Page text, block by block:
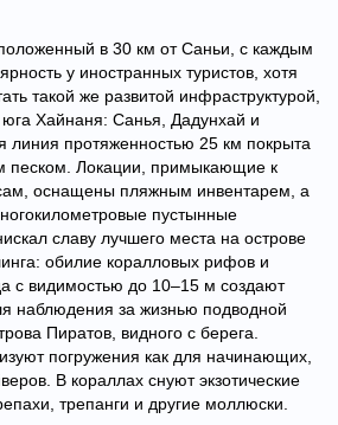
в 30 км от Саньи, с каждым
у иностранных туристов, хотя
такой же развитой инфраструктурой,
юга Хайнаня: Санья, Дадунхай и
линия протяженностью 25 км покрыта
песком. Локации, примыкающие к
оснащены пляжным инвентарем, а
пустынные
славу лучшего места на острове
обилие коралловых рифов и
с видимостью до 10–15 м создают
наблюдения за жизнью подводной
Пиратов, видного с берега.
погружения как для начинающих,
В кораллах снуют экзотические
трепанги и другие моллюски.